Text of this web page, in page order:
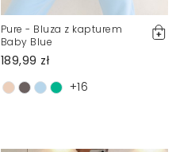
Pure - Bluza z kapturem
Baby Blue
189,99 zł
+16